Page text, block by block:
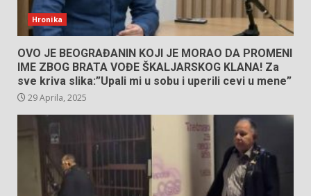
Hronika
OVO JE BEOGRAĐANIN KOJI JE MORAO DA PROMENI
IME ZBOG BRATA VOĐE ŠKALJARSKOG KLANA! Za
sve kriva slika:”Upali mi u sobu i uperili cevi u mene”
29 Aprila, 2025